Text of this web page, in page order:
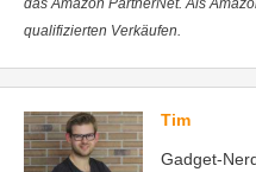
das Amazon PartnerNet. Als
qualifizierten Verkäufen.
Tim
Gadget-